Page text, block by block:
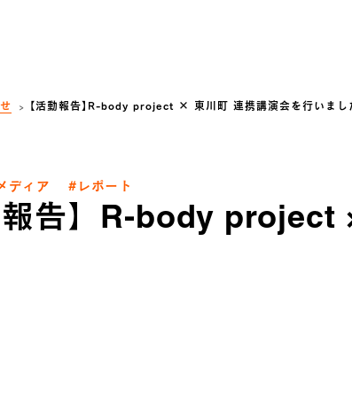
【活動報告】R-body project × 東川町 連携講演会を行いまし
ディア #レポート
報告】R-body project